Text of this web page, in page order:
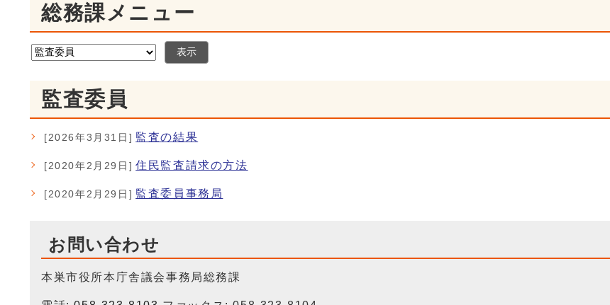
総務課メニュー
表示
監査委員
[2026年3月31日] 監査の結果
[2020年2月29日] 住民監査請求の方法
[2020年2月29日] 監査委員事務局
お問い合わせ
本巣市役所本庁舎議会事務局総務課